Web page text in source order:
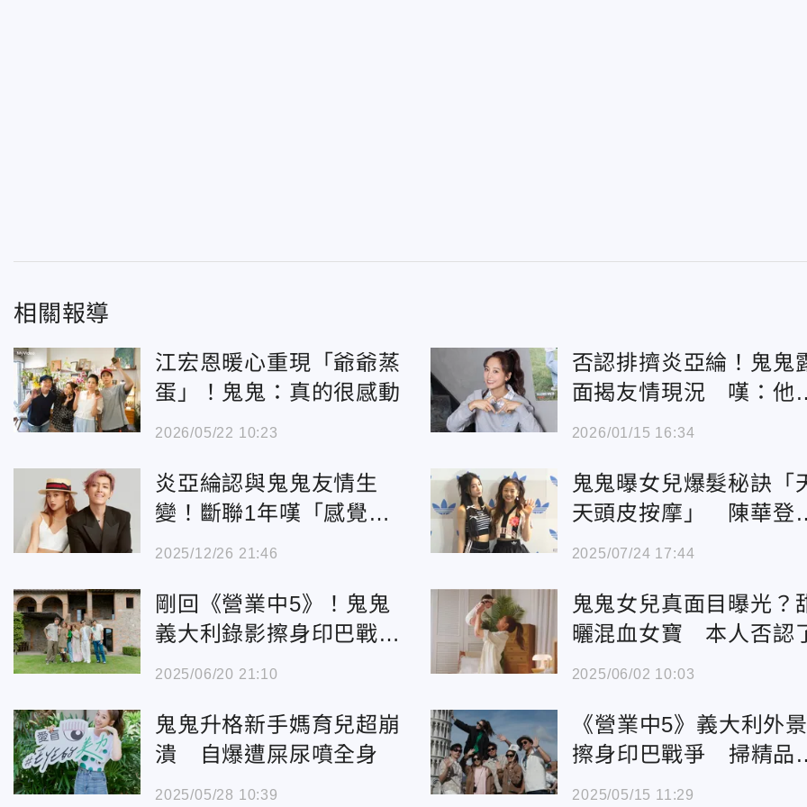
相關報導
江宏恩暖心重現「爺爺蒸
蛋」！鬼鬼：真的很感動
2026/05/22 10:23
否認排擠炎亞綸！鬼鬼
面揭友情現況 嘆：他
回訊息
2026/01/15 16:34
炎亞綸認與鬼鬼友情生
變！斷聯1年嘆「感覺被
排擠」未回生日祝福
2025/12/26 21:46
鬼鬼曝女兒爆髮秘訣「
天頭皮按摩」 陳華登
約時代廣場：像P上去
2025/07/24 17:44
剛回《營業中5》！鬼鬼
義大利錄影擦身印巴戰
爭 脫險過程曝光
2025/06/20 21:10
鬼鬼女兒真面目曝光？
曬混血女寶 本人否認
2025/06/02 10:03
鬼鬼升格新手媽育兒超崩
潰 自爆遭屎尿噴全身
2025/05/28 10:39
《營業中5》義大利外景
擦身印巴戰爭 掃精品
粉引討論
2025/05/15 11:29